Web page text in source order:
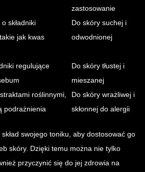
zastosowanie
składniki
jak kwas
Do skóry suchej i
odwodnionej
regulujące
Do skóry tłustej i
mieszanej
roślinnymi,
podrażnienia
Do skóry wrażliwej i
skłonnej do alergii
swojego toniku, aby dostosować go
skóry. Dzięki temu można nie tylko
przyczynić się do jej zdrowia na